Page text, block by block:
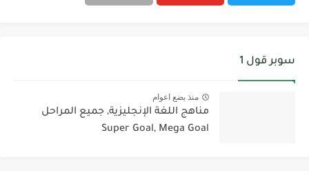
سوبر قول 1
منذ بضع اعوام
مناهج اللغة الإنجليزية, جميع المراحل
Super Goal, Mega Goal